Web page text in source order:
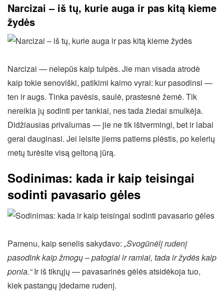
Narcizai – iš tų, kurie auga ir pas kitą kieme
žydės
Narcizai — nelepūs kaip tulpės. Jie man visada atrodė
kaip tokie senoviški, patikimi kaimo vyrai: kur pasodinsi —
ten ir augs. Tinka pavėsis, saulė, prastesnė žemė. Tik
nereikia jų sodinti per tankiai, nes tada žiedai smulkėja.
Didžiausias privalumas — jie ne tik ištvermingi, bet ir labai
gerai dauginasi. Jei leisite jiems patiems plėstis, po kelerių
metų turėsite visą geltoną jūrą.
Sodinimas: kada ir kaip teisingai
sodinti pavasario gėles
Pamenu, kaip senelis sakydavo: „Svogūnėlį rudenį
pasodink kaip žmogų – patogiai ir ramiai, tada ir žydės kaip
ponia.“Ir iš tikrųjų — pavasarinės gėlės atsidėkoja tuo,
kiek pastangų įdedame rudenį.